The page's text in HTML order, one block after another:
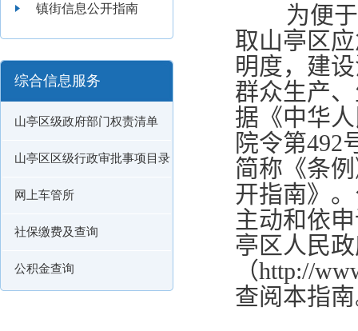
镇街信息公开指南
综合信息服务
山亭区级政府部门权责清单
山亭区区级行政审批事项目录
网上车管所
社保缴费及查询
公积金查询
为便
取山亭区
明度，建
群众生产
据《中华
院令第492
简称《条
开指南》
主动和依
亭区人民
（http://
查阅本指